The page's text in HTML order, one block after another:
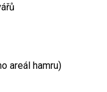
areál hamru)